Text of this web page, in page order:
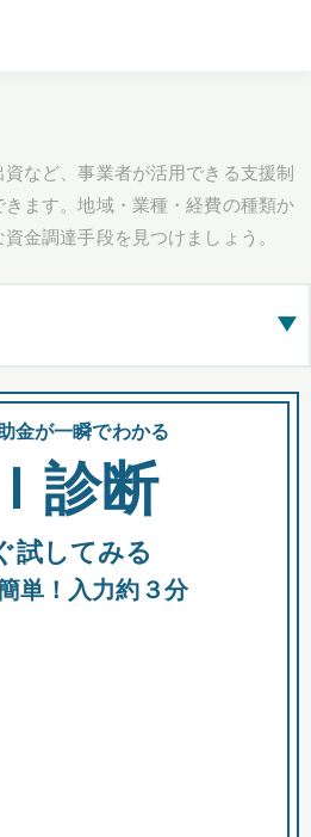
など、事業者が活用できる支援制
ます。地域・業種・経費の種類か
金調達手段を見つけましょう。
▶
めて表示
融資 出資
金が一瞬でわかる
診断
試してみる
単！入力約３分